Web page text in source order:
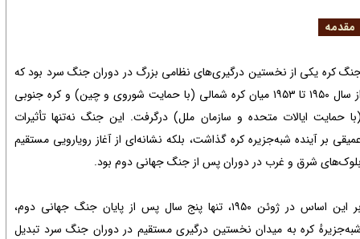
کره یکی از نخستین درگیری‌های نظامی بزرگ در دوران جنگ سرد بود که
از سال ۱۹۵۰ تا ۱۹۵۳ میان کره شمالی (با حمایت شوروی و چین) و کره جنوبی
حمایت ایالات متحده و سازمان ملل) درگرفت. این جنگ نه‌تنها تأثیرات
بر آینده شبه‌جزیره کره گذاشت، بلکه نشانه‌ای از آغاز رویارویی مستقیم
شرق و غرب در دوران پس از جنگ جهانی دوم بود.
بر این اساس در ژوئن ۱۹۵۰، تنها پنج سال پس از پایان جنگ جهانی دوم،
کره به میدان نخستین درگیری مستقیم در دوران جنگ سرد تبدیل